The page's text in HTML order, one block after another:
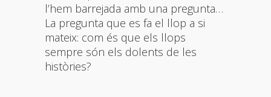
l’hem barrejada amb una pregunta…
La pregunta que es fa el llop a si
mateix: com és que els llops
sempre són els dolents de les
històries?